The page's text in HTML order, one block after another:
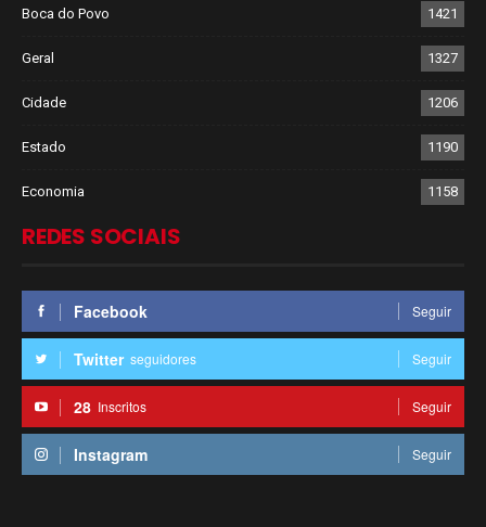
Boca do Povo 1421
Geral 1327
Cidade 1206
Estado 1190
Economia 1158
REDES SOCIAIS
Facebook Seguir
Twitter seguidores Seguir
28 Inscritos Seguir
Instagram Seguir